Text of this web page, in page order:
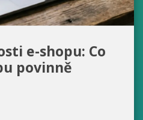
e-shopu: Co
povinně